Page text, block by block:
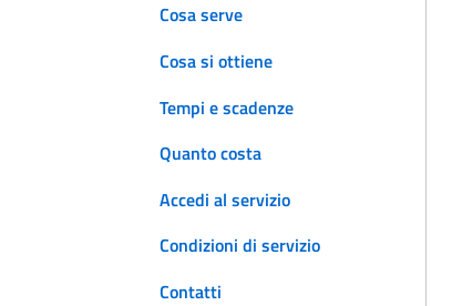
Cosa serve
Cosa si ottiene
Tempi e scadenze
Quanto costa
Accedi al servizio
Condizioni di servizio
Contatti